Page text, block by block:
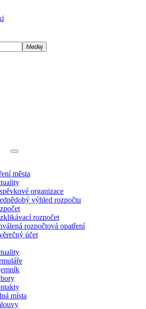
hledej
města
organizace
výhled rozpočtu
rozpočet
rozpočtová opatření
účet
místa